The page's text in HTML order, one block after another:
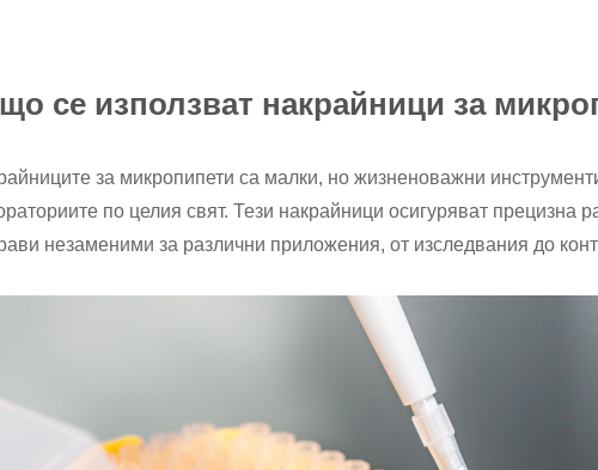
се използват накрайници за
за микропипети са малки, но жизненоважни
по целия свят. Тези накрайници осигуряват прецизна
незаменими за различни приложения, от изследвания до